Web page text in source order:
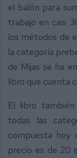
el balón para
trabajo en casi
los métodos de
la categoría
de Mijas se ha
libro que cuenta
El libro
todas las
compuesta hoy
precio es de 20